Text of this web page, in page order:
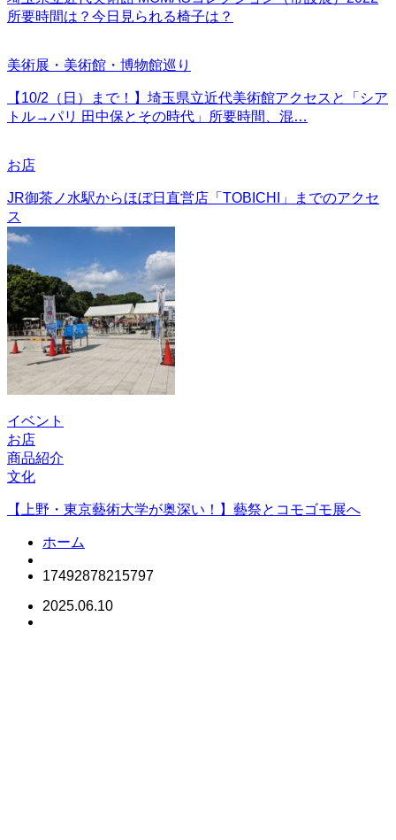
所要時間は？今日見られる椅子は？
美術展・美術館・博物館巡り
【10/2（日）まで！】埼玉県立近代美術館アクセスと「シア
トル→パリ 田中保とその時代」所要時間、混…
お店
JR御茶ノ水駅からほぼ日直営店「TOBICHI」までのアクセ
ス
イベント
お店
商品紹介
文化
【上野・東京藝術大学が奥深い！】藝祭とコモゴモ展へ
ホーム
17492878215797
2025.06.10